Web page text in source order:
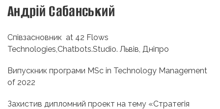
Андрій Сабанський
Співзасновник at 42 Flows
Technologies,Chatbots.Studio. Львів, Дніпро
Випускник програми MSc in Technology Management
of 2022
Захистив дипломний проект на тему «Стратегія